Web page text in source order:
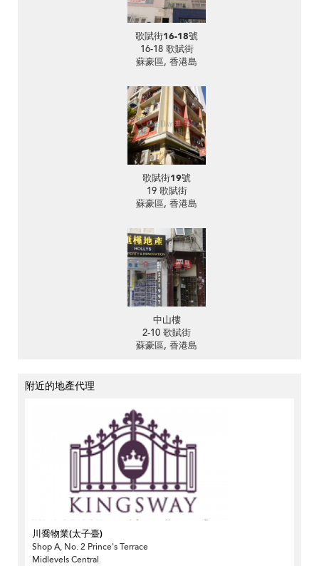
歌賦街16-18號
16-18 歌賦街
蘇豪區, 香港島
歌賦街19號
19 歌賦街
蘇豪區, 香港島
中山樓
2-10 歌賦街
蘇豪區, 香港島
附近的地產代理
川喬物業(太子臺)
Shop A, No. 2 Prince's Terrace
Midlevels Central